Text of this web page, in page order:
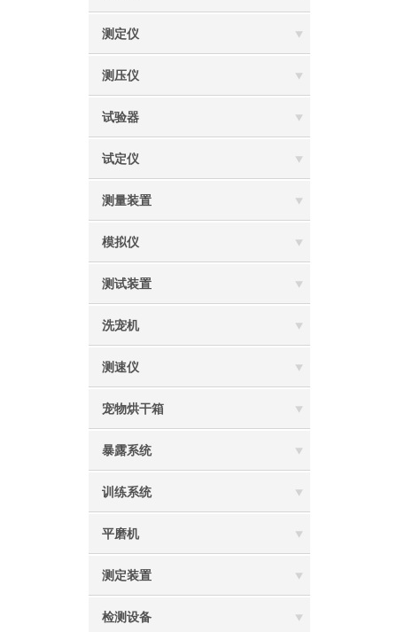
测定仪‌
测压仪
试验器
试定仪
测量装置
模拟仪
测试装置
洗宠机
测速仪
宠物烘干箱
暴露系统
训练系统
平磨机
测定装置
检测设备